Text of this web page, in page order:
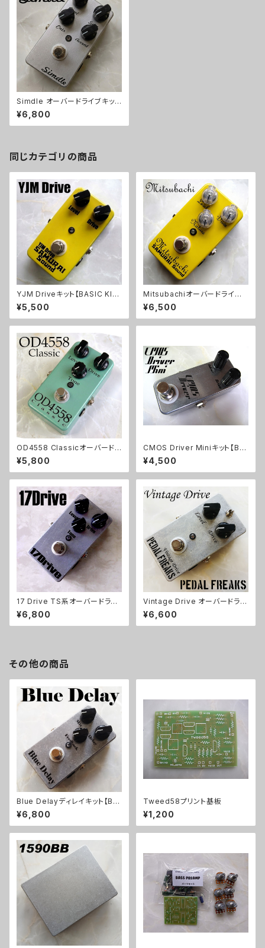
Simdle オーバードライブキット
【BASIC KIT】
¥6,800
同じカテゴリの商品
YJM Driveキット【BASIC KI
T】
¥5,500
Mitsubachiオーバードライブ
キット【BASIC KIT】
¥6,500
OD4558 Classicオーバードラ
イブキット【BASIC KIT】
¥5,800
CMOS Driver Miniキット【BA
SIC KIT】
¥4,500
17 Drive TS系オーバードライ
ブキット【BASIC KIT】
¥6,800
Vintage Drive オーバードライ
ブキット【PEDAL FREAKS】
¥6,600
その他の商品
Blue Delayディレイキット【BA
SIC KIT】
¥6,800
Tweed58プリント基板
¥1,200